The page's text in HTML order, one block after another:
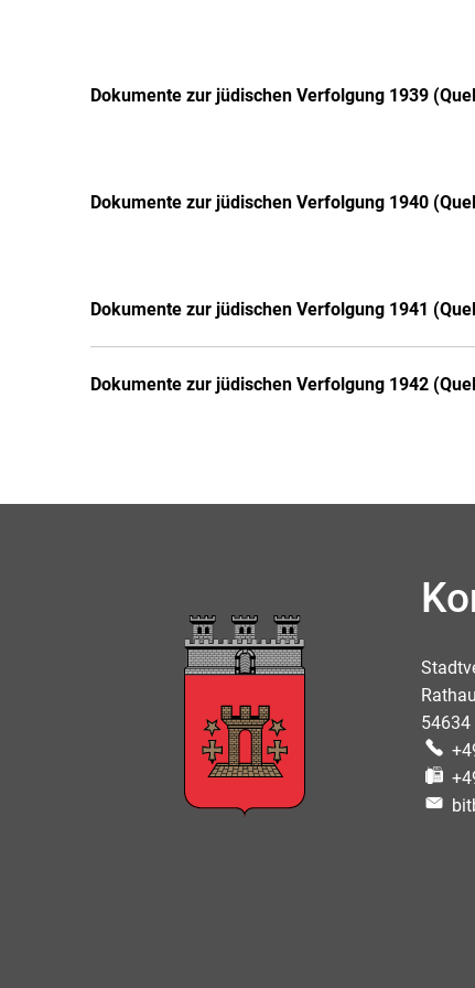
Dokumente zur jüdischen Verfolgung 1939
Dokumente zur jüdischen Verfolgung 1940
Dokumente zur jüdischen Verfolgung 1941
Dokumente zur jüdischen Verfolgung 1942
54634